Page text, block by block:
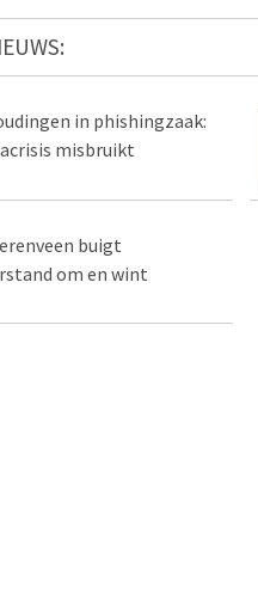
in phishingzaak:
misbruikt
buigt
om en wint